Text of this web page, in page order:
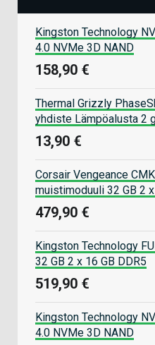
Kingston Technology
4.0 NVMe 3D NAND
158,90 €
Thermal Grizzly
yhdiste Lämpöalusta 2
13,90 €
Corsair Vengeance
muistimoduuli 32 GB 2
479,90 €
Kingston Technology
32 GB 2 x 16 GB DDR5
519,90 €
Kingston Technology
4.0 NVMe 3D NAND